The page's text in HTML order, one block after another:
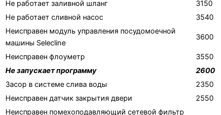
Не работает заливной шланг
3150
Не работает сливной насос
3540
Неисправен модуль управления посудомоечной
машины Selecline
3600
Неисправен флоуметр
3550
Не запускает программу
2600
Засор в системе слива воды
2350
Неисправен датчик закрытия двери
2550
Неисправен помехоподавляющий сетевой фильтр